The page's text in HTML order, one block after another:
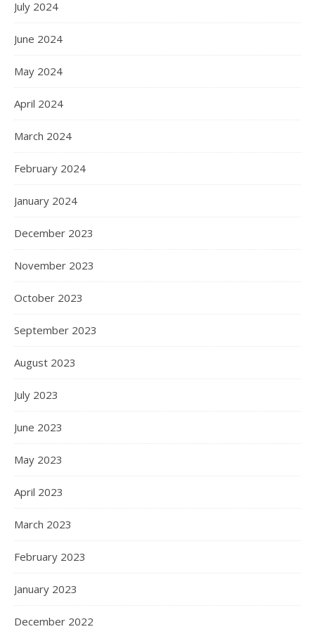
July 2024
June 2024
May 2024
April 2024
March 2024
February 2024
January 2024
December 2023
November 2023
October 2023
September 2023
August 2023
July 2023
June 2023
May 2023
April 2023
March 2023
February 2023
January 2023
December 2022